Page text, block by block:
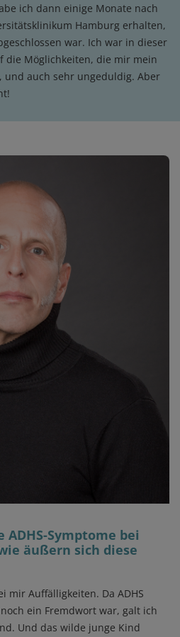
ich dann einige Monate nach
Hamburg erhalten,
war. Ich war in dieser
die Möglichkeiten, die mir mein
und auch sehr ungeduldig. Aber
ADHS-Symptome bei
äußern sich diese
mir Auffälligkeiten. Da ADHS
ein Fremdwort war, galt ich
Und das wilde junge Kind